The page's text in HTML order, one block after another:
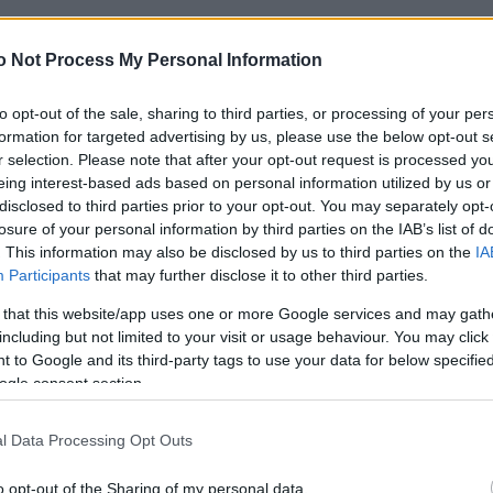
Not Process My Personal Information
opt-out of the sale, sharing to third parties, or processing of your
for targeted advertising by us, please use the below opt-out
selection. Please note that after your opt-out request is processed
interest-based ads based on personal information utilized by us
to third parties prior to your opt-out. You may separately
of your personal information by third parties on the IAB’s list of
This information may also be disclosed by us to third parties on the
Participants that may further disclose it to other third parties.
that this website/app uses one or more Google services and may
but not limited to your visit or usage behaviour. You may
to Google and its third-party tags to use your data for below
consent section.
Data Processing Opt Outs
opt-out of the Sharing of my personal data.
προσέξει πάρα πολύ – Την λατρεύω, είμαστε
Δέλλα – «Ακόμη και στην απουσία της, να
Ibiza με τους κορυφαίους DJs ARGY και ANYMA
για «καλή επιτυχία» – Βίντεο
συνεργασία μας μπήκε την κατάλληλη στιγμή –